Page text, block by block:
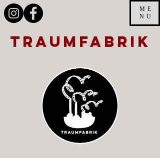
traumfabrik
ME
NU